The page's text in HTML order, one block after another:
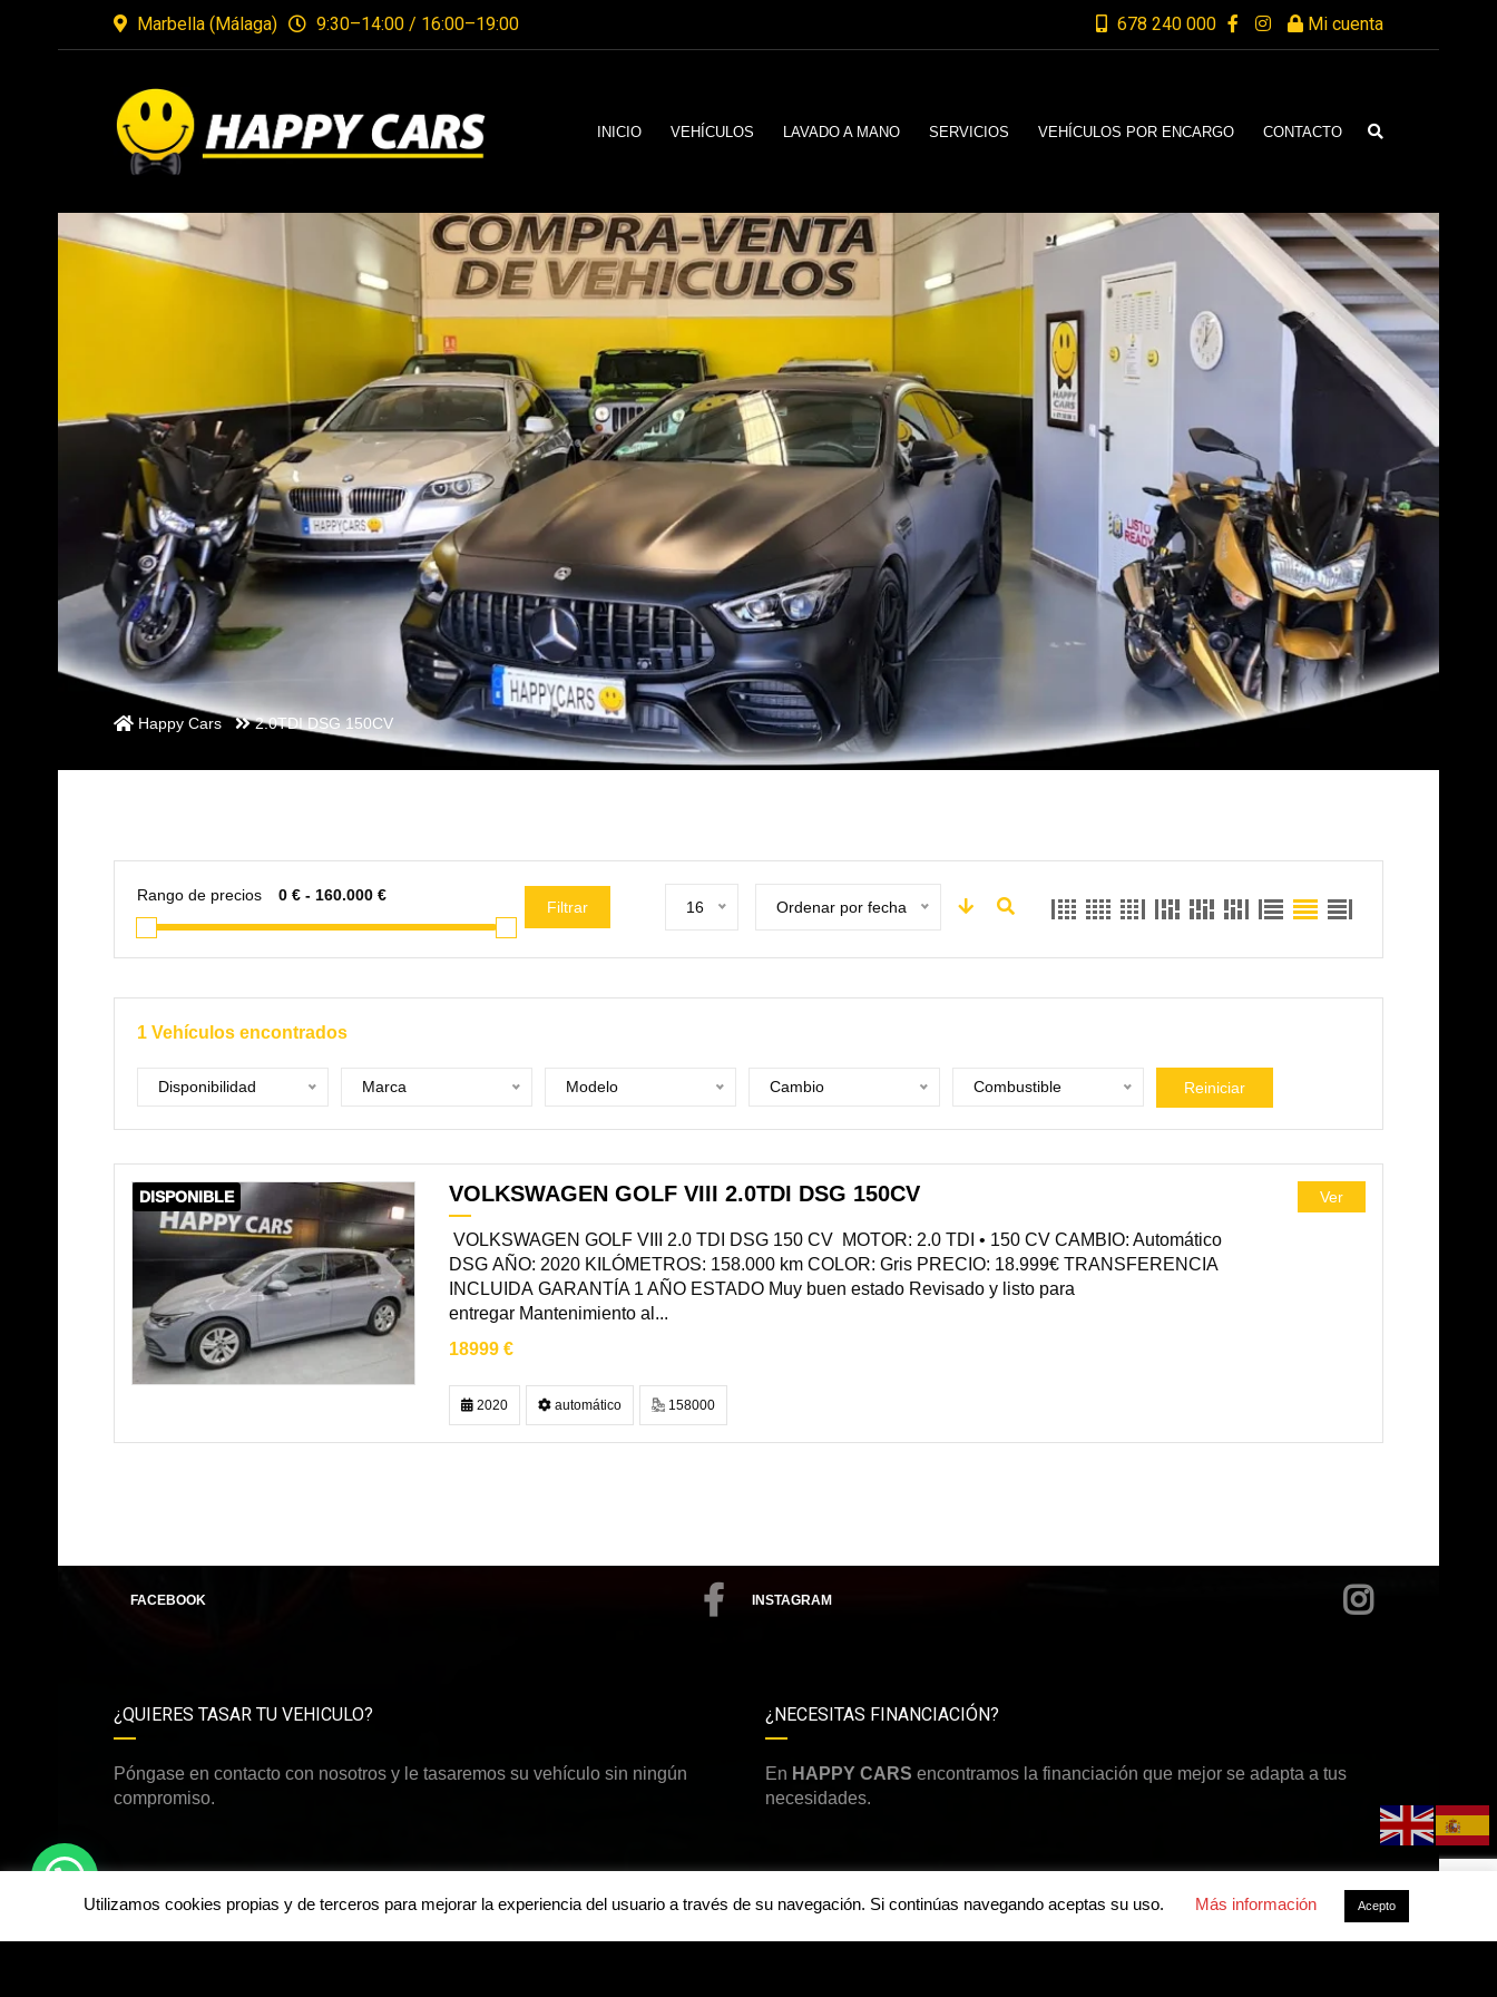
Marbella (Málaga) 9:30–14:00 / 16:00–19:00 678 240 000 Mi cuenta
INICIO VEHÍCULOS LAVADO A MANO SERVICIOS VEHÍCULOS POR ENCARGO CONTACTO
Happy Cars 2.0TDI DSG 150CV
Rango de precios
Filtrar 16 Ordenar por fecha
1 Vehículos encontrados
Disponibilidad Marca Modelo Cambio Combustible Reiniciar
DISPONIBLE VOLKSWAGEN GOLF VIII 2.0TDI DSG 150CV
VOLKSWAGEN GOLF VIII 2.0 TDI DSG 150 CV MOTOR: 2.0 TDI • 150 CV CAMBIO: Automático
DSG AÑO: 2020 KILÓMETROS: 158.000 km COLOR: Gris PRECIO: 18.999€ TRANSFERENCIA
INCLUIDA GARANTÍA 1 AÑO ESTADO Muy buen estado Revisado y listo para
entregar Mantenimiento al...
18999 €
Ver
2020 automático 158000
FACEBOOK INSTAGRAM
¿QUIERES TASAR TU VEHICULO?
Póngase en contacto con nosotros y le tasaremos su vehículo sin ningún
compromiso.
¿NECESITAS FINANCIACIÓN?
En HAPPY CARS encontramos la financiación que mejor se adapta a tus
necesidades.
Utilizamos cookies propias y de terceros para mejorar la experiencia del usuario a través de su navegación. Si continúas navegando aceptas su uso. Más información Acepto